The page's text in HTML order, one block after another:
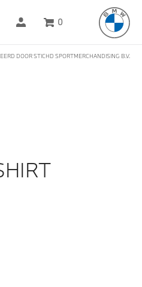
0
DOOR STICHD SPORTMERCHANDISING B.V.